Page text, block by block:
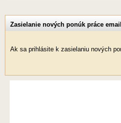
Zasielanie nových ponúk práce
Ak sa prihlásite k zasielaniu nových